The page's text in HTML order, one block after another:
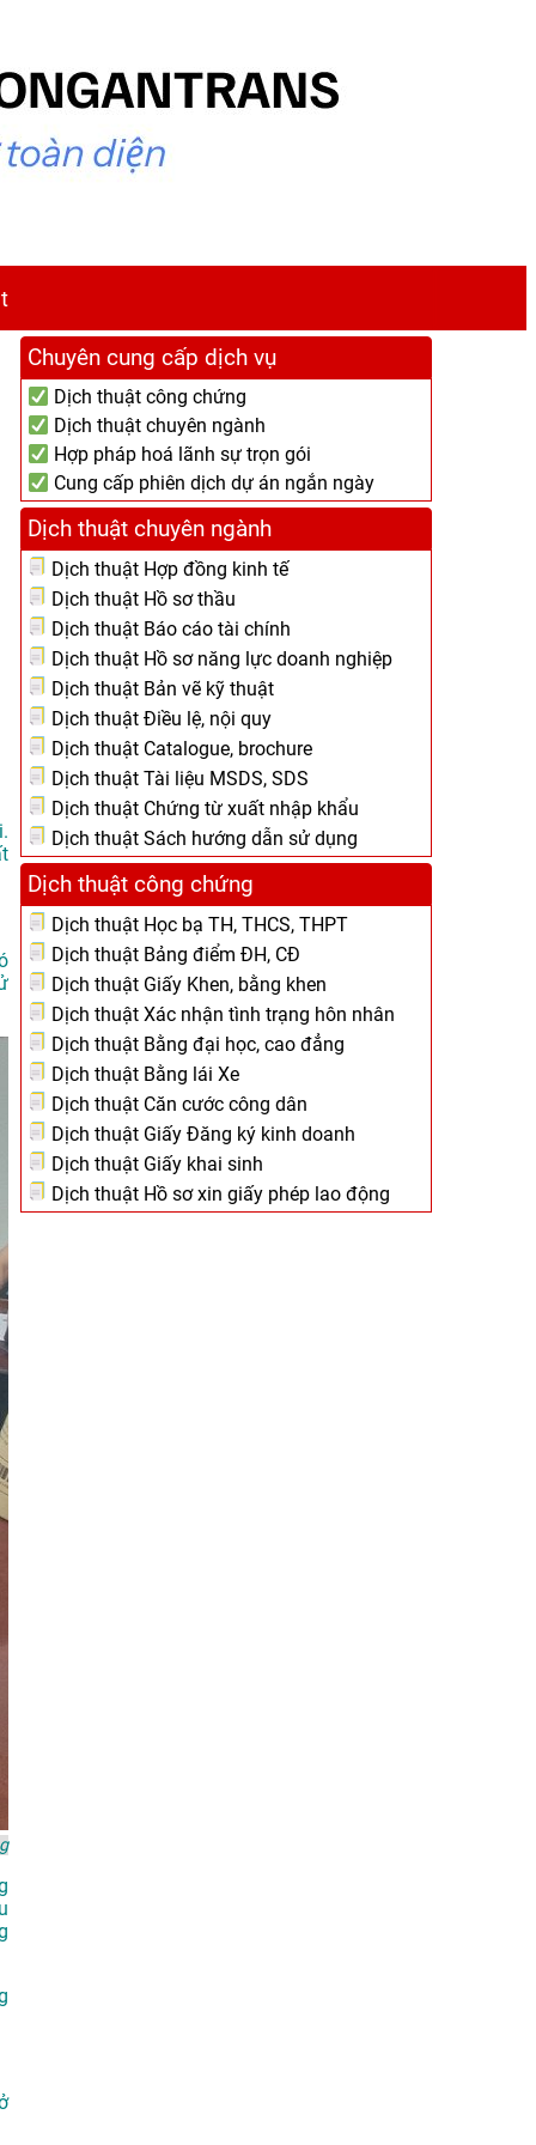
Chuyên cung cấp dịch vụ
Dịch thuật công chứng
Dịch thuật chuyên ngành
Hợp pháp hoá lãnh sự trọn gói
Cung cấp phiên dịch dự án ngắn ngày
Dịch thuật chuyên ngành
Dịch thuật Hợp đồng kinh tế
Dịch thuật Hồ sơ thầu
Dịch thuật Báo cáo tài chính
Dịch thuật Hồ sơ năng lực doanh nghiệp
Dịch thuật Bản vẽ kỹ thuật
Dịch thuật Điều lệ, nội quy
Dịch thuật Catalogue, brochure
Dịch thuật Tài liệu MSDS, SDS
Dịch thuật Chứng từ xuất nhập khẩu
Dịch thuật Sách hướng dẫn sử dụng
Dịch thuật công chứng
Dịch thuật Học bạ TH, THCS, THPT
Dịch thuật Bảng điểm ĐH, CĐ
Dịch thuật Giấy Khen, bằng khen
Dịch thuật Xác nhận tình trạng hôn nhân
Dịch thuật Bằng đại học, cao đẳng
Dịch thuật Bằng lái Xe
Dịch thuật Căn cước công dân
Dịch thuật Giấy Đăng ký kinh doanh
Dịch thuật Giấy khai sinh
Dịch thuật Hồ sơ xin giấy phép lao động